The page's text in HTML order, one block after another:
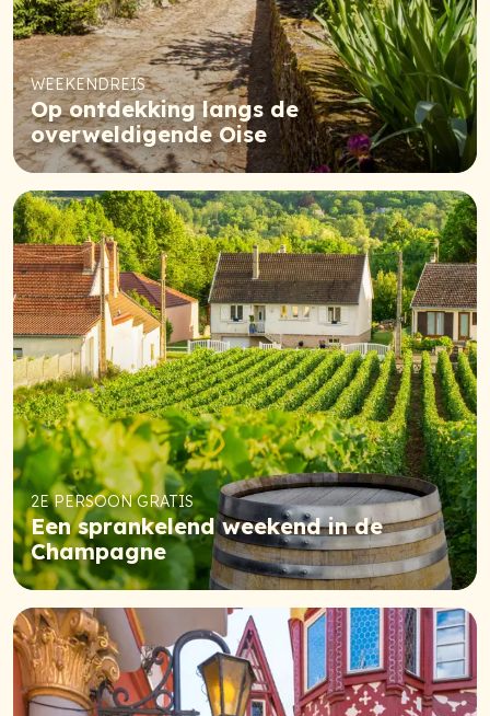
WEEKENDREIS
Op ontdekking langs de
overweldigende Oise
2E PERSOON GRATIS
Een sprankelend weekend in de
Champagne